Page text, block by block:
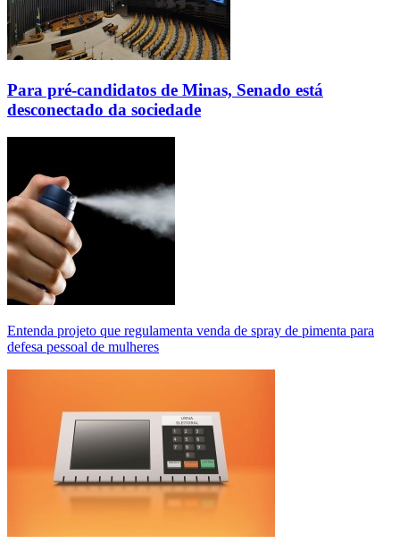
Para pré-candidatos de Minas, Senado está
desconectado da sociedade
Entenda projeto que regulamenta venda de spray de pimenta para
defesa pessoal de mulheres